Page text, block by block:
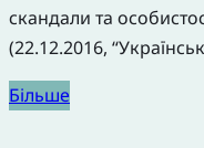
скандали та
(22.12.2016,
Більше